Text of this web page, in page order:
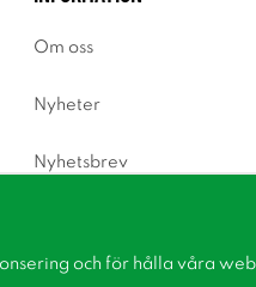
Om oss
Nyheter
Nyhetsbrev
Inspiration
och för hålla våra